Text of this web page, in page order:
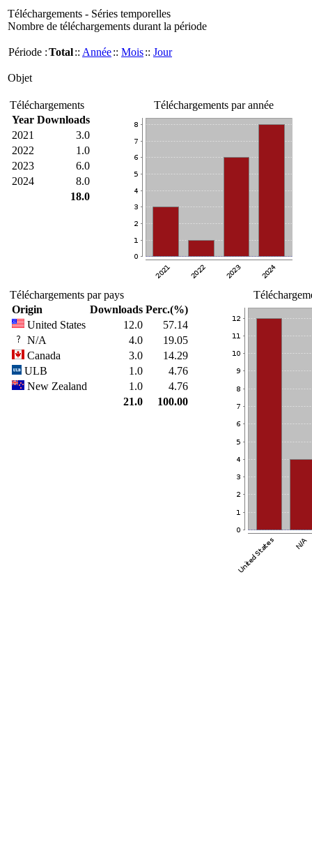
Téléchargements - Séries temporelles
Nombre de téléchargements durant la période
Période :Total:: Année:: Mois:: Jour
Objet
Téléchargements
Year Downloads
2021
3.0
2022
1.0
2023
6.0
2024
8.0
18.0
Téléchargements par année
Téléchargements par pays
Origin
Downloads Perc.(%)
United States
12.0
57.14
N/A
4.0
19.05
Canada
3.0
14.29
ULB
1.0
4.76
New Zealand
1.0
4.76
21.0
100.00